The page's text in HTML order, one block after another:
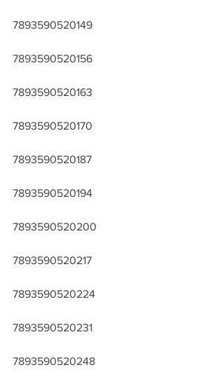
7893590520149
7893590520156
7893590520163
7893590520170
7893590520187
7893590520194
7893590520200
7893590520217
7893590520224
7893590520231
7893590520248